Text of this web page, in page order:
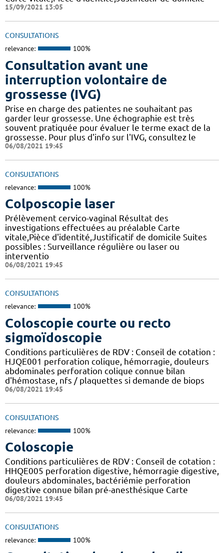
15/09/2021 13:05
CONSULTATIONS
relevance: 100%
Consultation avant une
interruption volontaire de
grossesse (IVG)
Prise en charge des patientes ne souhaitant pas
garder leur grossesse. Une échographie est très
souvent pratiquée pour évaluer le terme exact de la
grossesse. Pour plus d'info sur l'IVG, consultez le
06/08/2021 19:45
CONSULTATIONS
relevance: 100%
Colposcopie laser
Prélèvement cervico-vaginal Résultat des
investigations effectuées au préalable Carte
vitale,Pièce d'identité,Justificatif de domicile Suites
possibles : Surveillance régulière ou laser ou
interventio
06/08/2021 19:45
CONSULTATIONS
relevance: 100%
Coloscopie courte ou recto
sigmoïdoscopie
Conditions particulières de RDV : Conseil de cotation :
HJQE001 perforation colique, hémorragie, douleurs
abdominales perforation colique connue bilan
d'hémostase, nfs / plaquettes si demande de biops
06/08/2021 19:45
CONSULTATIONS
relevance: 100%
Coloscopie
Conditions particulières de RDV : Conseil de cotation :
HHQE005 perforation digestive, hémorragie digestive,
douleurs abdominales, bactériémie perforation
digestive connue bilan pré-anesthésique Carte
06/08/2021 19:45
CONSULTATIONS
relevance: 100%